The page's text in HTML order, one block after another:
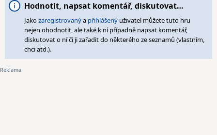
Hodnotit, napsat komentář, diskutovat…
Jakozaregistrovanýa přihlášený uživatel můžete tuto hru
nejen ohodnotit, ale také k ní případně napsat komentář,
diskutovat o ní či ji zařadit do některého ze seznamů (vlastním,
chci atd.).